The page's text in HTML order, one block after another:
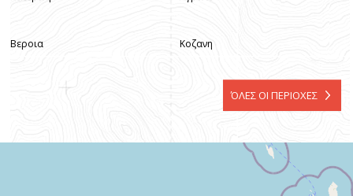
Βεροια Κοζανη
ΌΛΕΣ ΟΙ ΠΕΡΙΟΧΕΣ